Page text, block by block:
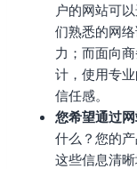
户的网站可
们熟悉的网
力；而面向
计，使用专
信任感。
您希望通过
什么？您的
这些信息清